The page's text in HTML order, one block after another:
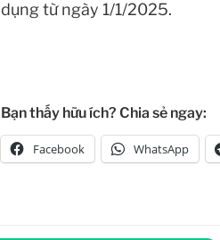
dụng từ ngày 1/1/2025.
Bạn thấy hữu ích? Chia sẻ ngay:
Facebook WhatsApp